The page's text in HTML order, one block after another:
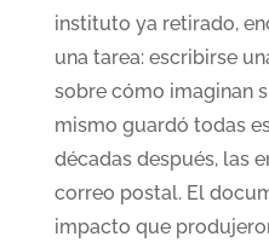
instituto ya retirado,
una tarea: escribirse
sobre cómo imaginan
mismo guardó todas
décadas después, las
correo postal. El
impacto que